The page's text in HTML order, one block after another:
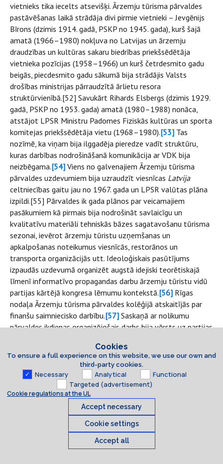
vietnieks tika iecelts atsevišķi. Ārzemju tūrisma pārvaldes
pastāvēšanas laikā strādāja divi pirmie vietnieki – Jevgēnijs
Bīrons (dzimis 1914. gadā, PSKP no 1945. gada), kurš šajā
amatā (1966–1980) nokļuva no Latvijas un ārzemju
draudzības un kultūras sakaru biedrības priekšsēdētāja
vietnieka pozīcijas (1958–1966) un kurš četrdesmito gadu
beigās, piecdesmito gadu sākumā bija strādājis Valsts
drošības ministrijas pārraudzītā ārlietu resora
struktūrvienībā.[52] Savukārt Rihards Elsbergs (dzimis 1929.
gadā, PSKP no 1953. gada) amatā (1980–1988) nonāca,
atstājot LPSR Ministru Padomes Fiziskās kultūras un sporta
komitejas priekšsēdētāja vietu (1968–1980).[53] Tas
nozīmē, ka viņam bija ilggadēja pieredze vadīt struktūru,
kuras darbības nodrošināšanā komunikācija ar VDK bija
neizbēgama.[54] Viens no galvenajiem Ārzemju tūrisma
pārvaldes uzdevumiem bija uzraudzīt viesnīcas Latvija
celtniecības gaitu jau no 1967. gada un LPSR valūtas plāna
izpildi.[55] Pārvaldes ik gada plānos par veicamajiem
pasākumiem kā pirmais bija nodrošināt savlaicīgu un
kvalitatīvu materiāli tehniskās bāzes sagatavošanu tūrisma
sezonai, ievērot ārzemju tūristu uzņemšanas un
apkalpošanas noteikumus viesnīcās, restorānos un
transporta organizācijās utt. Ideoloģiskais pasūtījums
izpaudās uzdevumā organizēt augstā idejiski teorētiskajā
līmenī informatīvo propagandas darbu ārzemju tūristu vidū
partijas kārtējā kongresa lēmumu kontekstā.[56] Rīgas
nodaļa Ārzemju tūrisma pārvaldes kolēģijā atskaitījās par
finanšu saimniecisko darbību.[57] Saskaņā ar nolikumu
pārvaldes ikdienas organizējošais darbs bija vērsts uz partijas
veikti pasākumi, lai republikā izveidotu
tehnisko bāzi un koordinētu ārzemju tūristus uzņemošo un
apkalpojošo organizāciju, ministriju un resoru darbību.
Ārzemju tūrisma pārvaldes dokumentos saistība ar VDK ir
konstatējama reti, jo sarakste ar VDK ietilpa slepenajā
lietvedībā, kas nozīmē, ka adresāts pēc iepazīšanās ar
dokumentu to nosūtīja atpakaļ VDK, kas savukārt to
nosūtīja uz PSRS VDK Maskavā vai iznīcināja. Palikuši tikai
VDK pieminējumi vispārējās lietvedības dokumentos.
Cookies
To ensure a full experience on this website, we use our own and
third-party cookies.
Necessary Analytical
Functional
Targeted (advertisement)
Cookie regulations at the UL
Accept necessary
Cookie settings
Accept all